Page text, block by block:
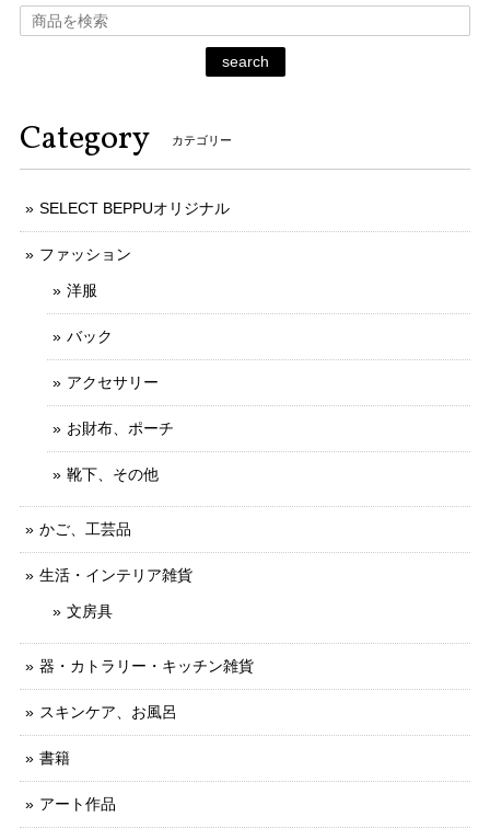
search
Category カテゴリー
SELECT BEPPUオリジナル
ファッション
洋服
バック
アクセサリー
お財布、ポーチ
靴下、その他
かご、工芸品
生活・インテリア雑貨
文房具
器・カトラリー・キッチン雑貨
スキンケア、お風呂
書籍
アート作品